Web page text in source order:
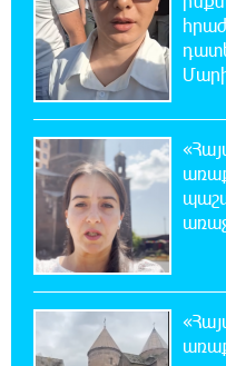
իշխանության հետևանք
Մեր
ու միայն ՀՀ
20:49:35 7-08-2026
20:39:24 7-08-